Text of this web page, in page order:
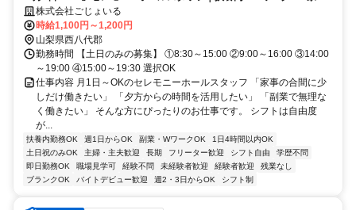
と両立しながら働ける！未経験OK
株式会社ごじょいる
時給1,100円～1,200円
山梨県西八代郡
勤務時間 【土日のみの募集】 ①8:30～15:00 ②9:00～16:00 ③14:00
～19:00 ④15:00～19:30 選択OK
仕事内容 月1日～OKのセレモニーホールスタッフ 「家事の合間に少
しだけ働きたい」 「夕方からの時間を活用したい」 「副業で無理な
く働きたい」 そんな方にぴったりのお仕事です。 シフトは自由度
が...
扶養内勤務OK 週1日からOK 副業・WワークOK
1日4時間以内OK
土日祝のみOK
主婦・主夫歓迎 長期 フリーター歓迎 シフト自由
学歴不問
即日勤務OK
職場見学可 経験不問 未経験者歓迎 経験者歓迎
残業なし
ブランクOK
バイトデビュー歓迎 週2・3日からOK シフト制